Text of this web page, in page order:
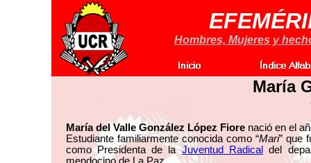
Hombres, Mujeres y
María
María del Valle González López Fiorenació en el
Estudiante familiarmente conocida como “Mari” que
como Presidenta de laJuventud Radical
del